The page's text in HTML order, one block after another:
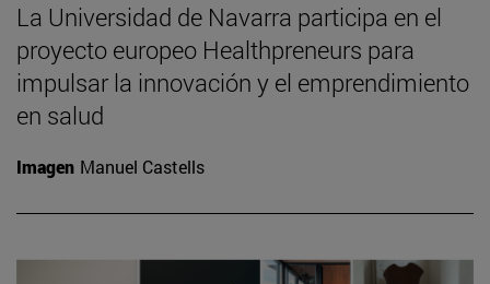
La Universidad de Navarra participa en el
proyecto europeo Healthpreneurs para
impulsar la innovación y el emprendimiento
en salud
Imagen Manuel Castells